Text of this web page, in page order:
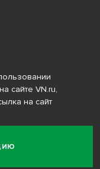
сайте VN.ru,
на сайт